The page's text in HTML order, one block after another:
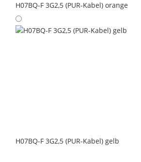
H07BQ-F 3G2,5 (PUR-Kabel) orange
H07BQ-F 3G2,5 (PUR-Kabel) gelb